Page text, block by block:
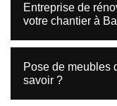
Entreprise de
votre chantier à
Pose de meubles
savoir ?